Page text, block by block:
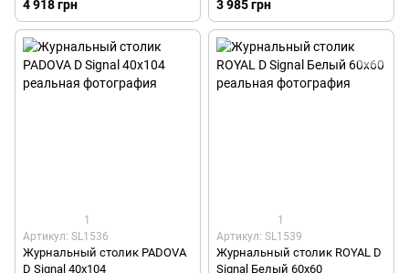
4 918 грн 3 985 грн
1
Артикул: SL1536
Журнальный столик PADOVA
D Signal 40x104
1
Артикул: SL1539
Журнальный столик ROYAL D
Signal Белый 60x60